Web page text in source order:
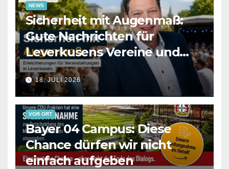
NEWS
Sicherheit mit Augenmaß:
Gute Nachrichten für
Leverkusens Vereine und
Veranstalter
18. JULI 2026
VOR ORT
Bayer 04 Campus: Diese
Chance dürfen wir nicht
einfach aufgeben